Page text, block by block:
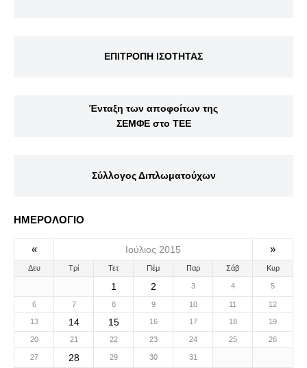
ΕΠΙΤΡΟΠΗ ΙΣΟΤΗΤΑΣ
Ένταξη των αποφοίτων της
ΣΕΜΦΕ στο ΤΕΕ
Σύλλογος Διπλωματούχων
ΗΜΕΡΟΛΟΓΙΟ
« Ιούλιος 2015 »
Δευ Τρί Τετ Πέμ Παρ Σάβ Κυρ
1 2 3 4 5
6 7 8 9 10 11 12
13 14 15 16 17 18 19
20 21 22 23 24 25 26
27 28 29 30 31